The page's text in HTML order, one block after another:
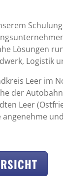
Lösungen
Logistik
Leer im
der
Leer